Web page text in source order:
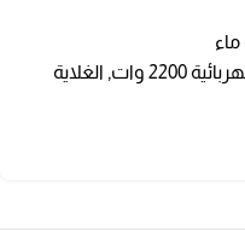
ماء
2200 وات , الغلاية